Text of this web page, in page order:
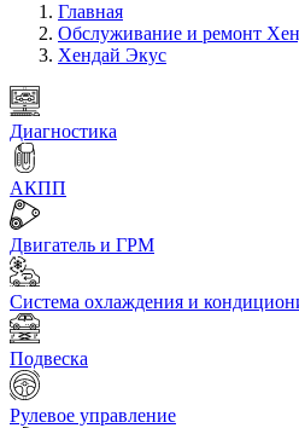
Главная
Обслуживание и ремонт
Хендай Экус
Диагностика
АКПП
Двигатель и ГРМ
Система охлаждения и
Подвеска
Рулевое управление